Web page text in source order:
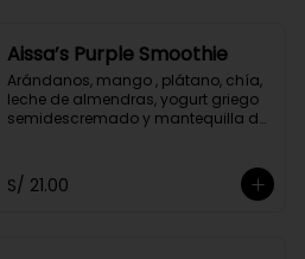
Aissa’s Purple Smoothie
Arándanos, mango , plátano, chía,
leche de almendras, yogurt griego
semidescremado y mantequilla de
S/ 21.00